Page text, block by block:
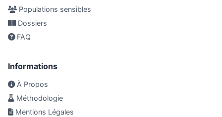
Populations sensibles
Dossiers
FAQ
Informations
À Propos
Méthodologie
Mentions Légales